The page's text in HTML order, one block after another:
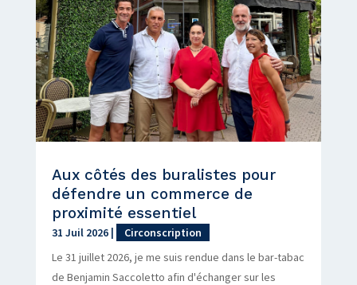
Aux côtés des buralistes pour
défendre un commerce de
proximité essentiel
31 Juil 2026|
Circonscription
Le 31 juillet 2026, je me suis rendue dans le bar-tabac
de Benjamin Saccoletto afin d'échanger sur les